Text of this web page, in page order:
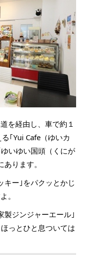
を経由し、車で約１
｢Yui Cafe（ゆいカ
いゆい国頭（くにが
ります。
キー｣をパクッとかじ
。
製ジンジャーエール｣
っとひと息ついては